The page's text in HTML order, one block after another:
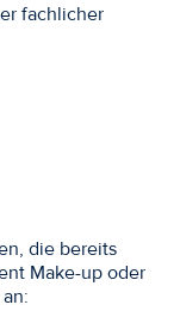
fachlicher
die bereits
Make-up oder